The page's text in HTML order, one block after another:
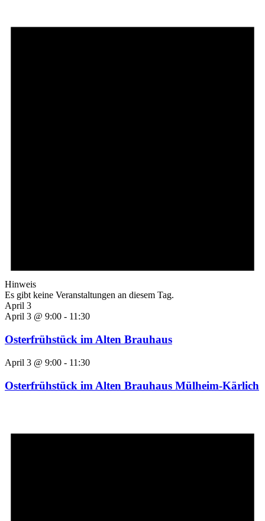
Hinweis
Es gibt keine Veranstaltungen an diesem Tag.
April 3
April 3 @ 9:00 - 11:30
Osterfrühstück im Alten Brauhaus
April 3 @ 9:00 - 11:30
Osterfrühstück im Alten Brauhaus Mülheim-Kärlich